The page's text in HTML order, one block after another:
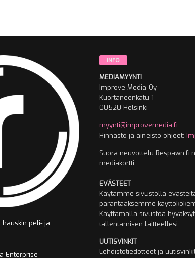
peli- ja
Enterprise
INFO
MEDIAMYYNTI
Improve Media Oy
Kuortaneenkatu 1
00520 Helsinki
myynti@improvemedia.fi
Hinnasto ja aineisto-ohjeet:
Suora neuvottelu
mediakortti
EVÄSTEET
Käytämme sivustolla
parantaaksemme
Käyttämällä sivustoa
tallentamisen laitteellesi.
UUTISVINKIT
Lehdistötiedotteet ja